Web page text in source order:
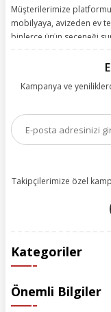
Müşterilerimize
mobilyaya, avizeden ev
binlerce ürün seçeneği
kolay, kusursuz ve keyifli
olanakları sunuyoruz.
esas alarak yürütüyoruz.
Kampanya ve
Takipçilerimize özel
Kategoriler
Önemli Bilgiler